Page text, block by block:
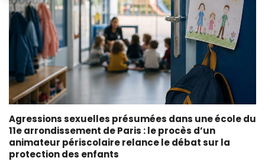
Agressions sexuelles présumées dans une école du
11e arrondissement de Paris : le procès d’un
animateur périscolaire relance le débat sur la
protection des enfants